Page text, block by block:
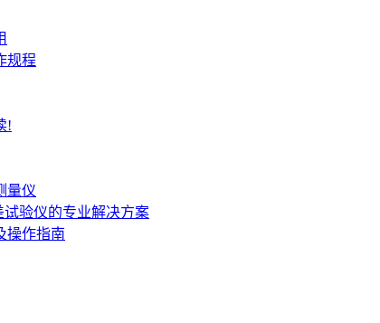
规程
!
量仪
试验仪的专业解决方案
操作指南